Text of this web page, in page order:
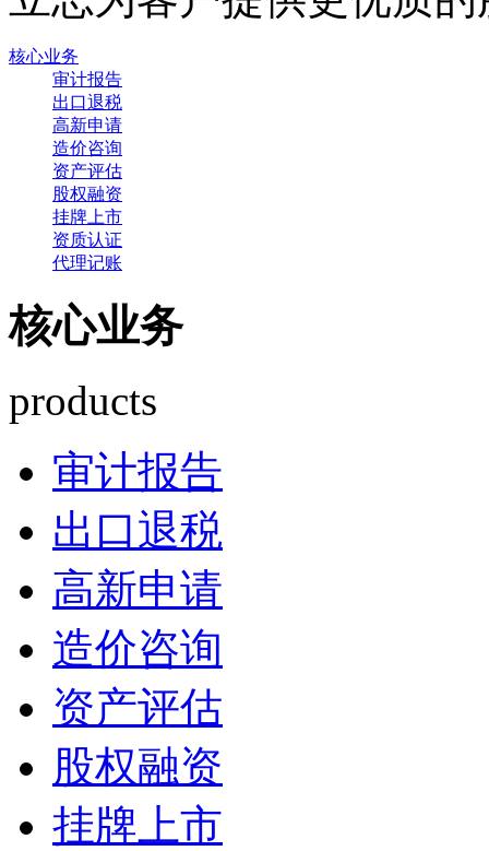
核心业务
审计报告
出口退税
高新申请
造价咨询
资产评估
股权融资
挂牌上市
资质认证
代理记账
核心业务
products
审计报告
出口退税
高新申请
造价咨询
资产评估
股权融资
挂牌上市